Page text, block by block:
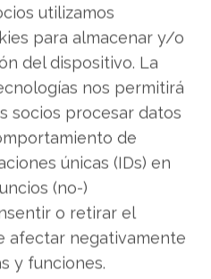
utilizamos
para almacenar y/o
del dispositivo. La
nos permitirá
socios procesar datos
de
únicas (IDs) en
(no-)
o retirar el
afectar negativamente
y funciones.
el riesgo y
sostenidos.Descubre
Dorada